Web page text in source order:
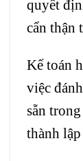
quyết
cẩn thận
Kế toán
việc
sẵn
thành